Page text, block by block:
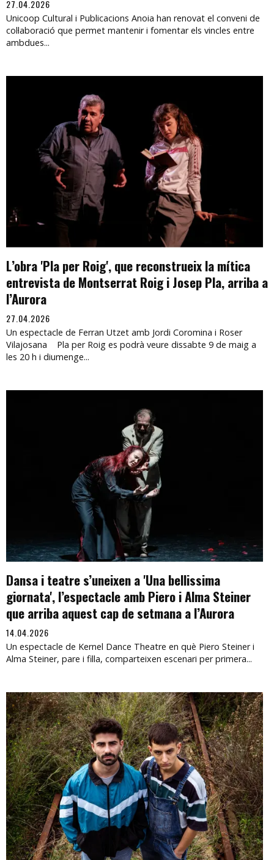
27.04.2026
Unicoop Cultural i Publicacions Anoia han renovat el conveni de
col·laboració que permet mantenir i fomentar els vincles entre
ambdues...
L’obra 'Pla per Roig', que reconstrueix la mítica
entrevista de Montserrat Roig i Josep Pla, arriba a
l’Aurora
27.04.2026
Un espectacle de Ferran Utzet amb Jordi Coromina i Roser
Vilajosana Pla per Roig es podrà veure dissabte 9 de maig a
les 20 h i diumenge...
Dansa i teatre s’uneixen a 'Una bellissima
giornata', l’espectacle amb Piero i Alma Steiner
que arriba aquest cap de setmana a l’Aurora
14.04.2026
Un espectacle de Kernel Dance Theatre en què Piero Steiner i
Alma Steiner, pare i filla, comparteixen escenari per primera...